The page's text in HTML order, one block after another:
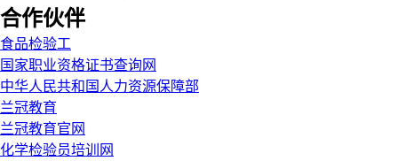
合作伙伴
食品检验工
国家职业资格证书查询网
中华人民共和国人力资源保障部
兰冠教育
兰冠教育官网
化学检验员培训网